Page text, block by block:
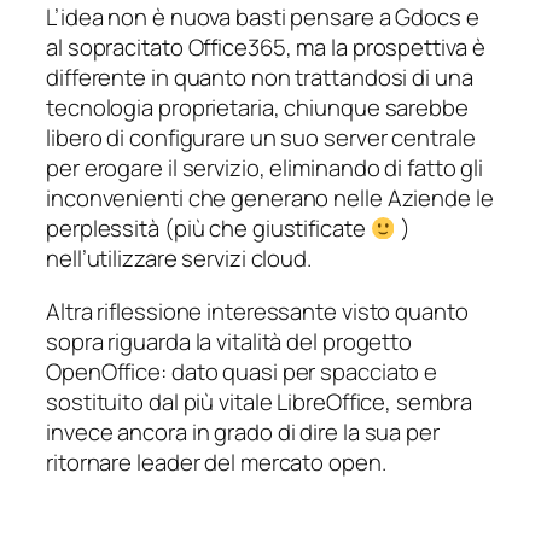
L’idea non è nuova basti pensare a Gdocs e
al sopracitato Office365, ma la prospettiva è
differente in quanto non trattandosi di una
tecnologia proprietaria, chiunque sarebbe
libero di configurare un suo server centrale
per erogare il servizio, eliminando di fatto gli
inconvenienti che generano nelle Aziende le
perplessità (più che giustificate
)
nell’utilizzare servizi cloud.
Altra riflessione interessante visto quanto
sopra riguarda la vitalità del progetto
OpenOffice: dato quasi per spacciato e
sostituito dal più vitale LibreOffice, sembra
invece ancora in grado di dire la sua per
ritornare leader del mercato open.